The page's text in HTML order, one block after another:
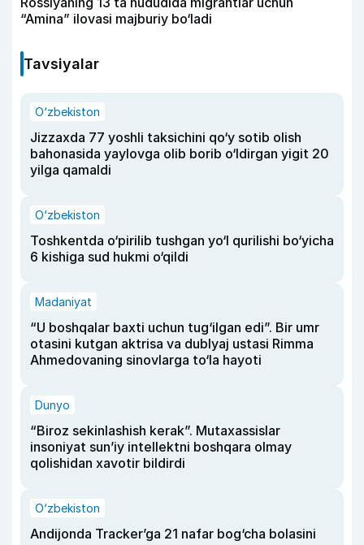
“Amina” ilovasi majburiy bo‘ladi
Tavsiyalar
O‘zbekiston
Jizzaxda 77 yoshli taksichini qo‘y sotib olish
bahonasida yaylovga olib borib o‘ldirgan yigit 20
yilga qamaldi
O‘zbekiston
Toshkentda o‘pirilib tushgan yo‘l qurilishi bo‘yicha
6 kishiga sud hukmi o‘qildi
Madaniyat
“U boshqalar baxti uchun tug‘ilgan edi”. Bir umr
otasini kutgan aktrisa va dublyaj ustasi Rimma
Ahmedovaning sinovlarga to‘la hayoti
Dunyo
“Biroz sekinlashish kerak”. Mutaxassislar
insoniyat sun’iy intellektni boshqara olmay
qolishidan xavotir bildirdi
O‘zbekiston
Andijonda Tracker’ga 21 nafar bog‘cha bolasini